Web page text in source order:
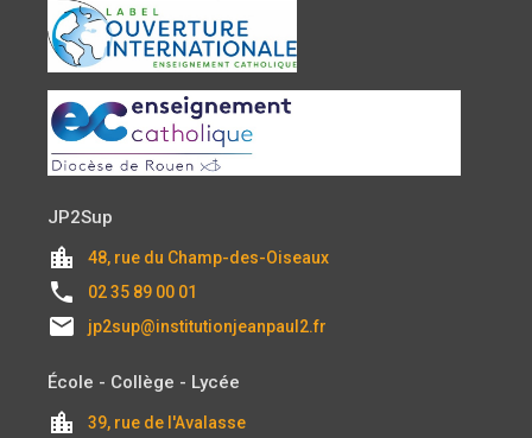
JP2Sup
location_city 48, rue du Champ-des-Oiseaux
local_phone 02 35 89 00 01
email jp2sup@institutionjeanpaul2.fr
École - Collège - Lycée
location_city 39, rue de l'Avalasse